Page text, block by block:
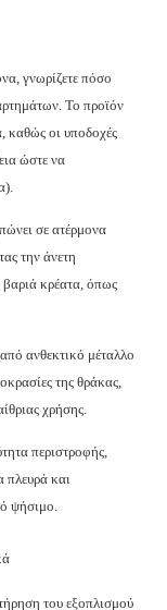
γνωρίζετε πόσο
Το προϊόν
καθώς οι υποδοχές
ώστε να
σε ατέρμονα
την άνετη
βαριά κρέατα, όπως
ανθεκτικό μέταλλο
της θράκας,
χρήσης.
περιστροφής,
πλευρά και
ψήσιμο.
του εξοπλισμού